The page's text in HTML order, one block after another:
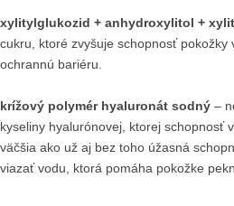
xylitylglukozid + anhydroxylitol +
cukru, ktoré zvyšuje schopnosť pokožky
ochrannú bariéru.
krížový polymér hyaluronát sodný –
kyseliny hyalurónovej, ktorej schopnosť
väčšia ako už aj bez toho úžasná
viazať vodu, ktorá pomáha pokožke